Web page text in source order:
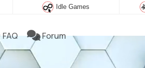
Idle Games
FAQ Forum